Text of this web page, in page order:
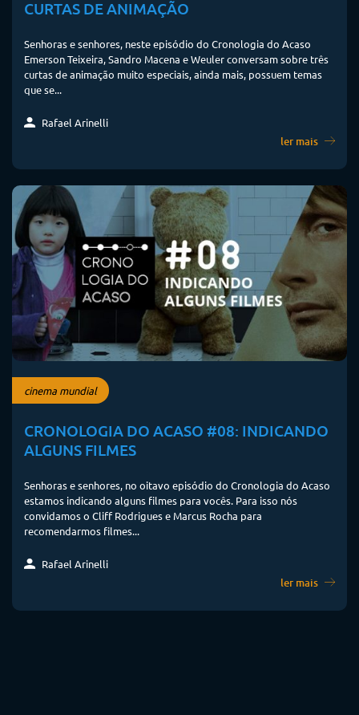
CURTAS DE ANIMAÇÃO
Senhoras e senhores, neste episódio do Cronologia do Acaso
Emerson Teixeira, Sandro Macena e Weuler conversam sobre três
curtas de animação muito especiais, ainda mais, possuem temas
que se...
Rafael Arinelli
ler mais
cinema mundial
CRONOLOGIA DO ACASO #08: INDICANDO
ALGUNS FILMES
Senhoras e senhores, no oitavo episódio do Cronologia do Acaso
estamos indicando alguns filmes para vocês. Para isso nós
convidamos o Cliff Rodrigues e Marcus Rocha para
recomendarmos filmes...
Rafael Arinelli
ler mais